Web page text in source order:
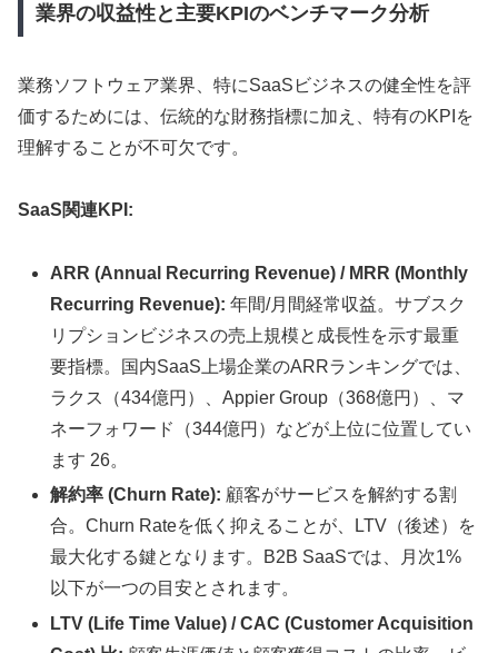
業界の収益性と主要KPIのベンチマーク分析
業務ソフトウェア業界、特にSaaSビジネスの健全性を評
価するためには、伝統的な財務指標に加え、特有のKPIを
理解することが不可欠です。
SaaS関連KPI:
ARR (Annual Recurring Revenue) / MRR (Monthly
Recurring Revenue): 年間/月間経常収益。サブスク
リプションビジネスの売上規模と成長性を示す最重
要指標。国内SaaS上場企業のARRランキングでは、
ラクス（434億円）、Appier Group（368億円）、マ
ネーフォワード（344億円）などが上位に位置してい
ます 26。
解約率 (Churn Rate): 顧客がサービスを解約する割
合。Churn Rateを低く抑えることが、LTV（後述）を
最大化する鍵となります。B2B SaaSでは、月次1%
以下が一つの目安とされます。
LTV (Life Time Value) / CAC (Customer Acquisition